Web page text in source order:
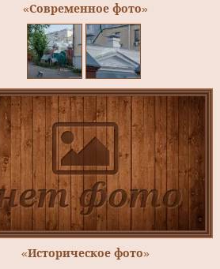
«Современное фото»
«Историческое фото»